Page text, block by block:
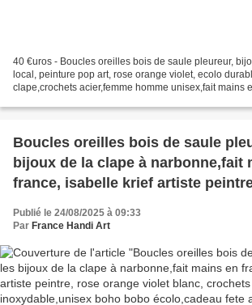
40 €uros - Boucles oreilles bois de saule pleureur,
local, peinture pop art, rose orange violet, ecolo
clape,crochets acier,femme homme unisex,fait mains
Boucles oreilles bois de saule
bijoux de la clape à narbonne,fait
france, isabelle krief artiste
boho bobo écolo,cadeau fete
Publié le 24/08/2025 à 09:33
Par France Handi Art